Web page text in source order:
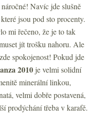
Navíc jde slušně
jsou pod sto procenty.
mi řečeno, že je to tak
jít trošku nahoru. Ale
spokojenost! Pokud jde
2010 je velmi solidní
minerální linkou,
velmi dobře postavená,
prodýchání třeba v karafě.